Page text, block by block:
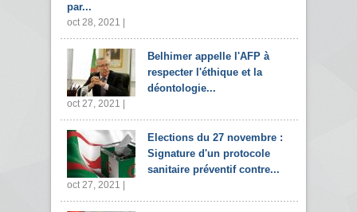
par...
oct 28, 2021 |
Belhimer appelle l'AFP à
respecter l'éthique et la
déontologie...
oct 27, 2021 |
Elections du 27 novembre :
Signature d'un protocole
sanitaire préventif contre...
oct 27, 2021 |